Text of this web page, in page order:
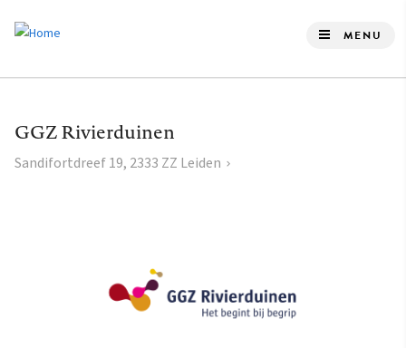
de
gaan
MENU
GGZ Rivierduinen
Sandifortdreef 19, 2333 ZZ Leiden